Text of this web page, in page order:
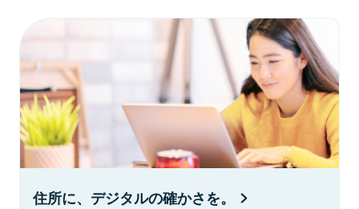
住所に、デジタルの確かさを。